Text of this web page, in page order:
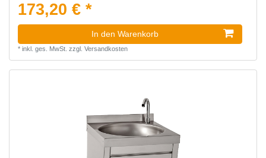
173,20 € *
In den Warenkorb
* inkl. ges. MwSt. zzgl. Versandkosten